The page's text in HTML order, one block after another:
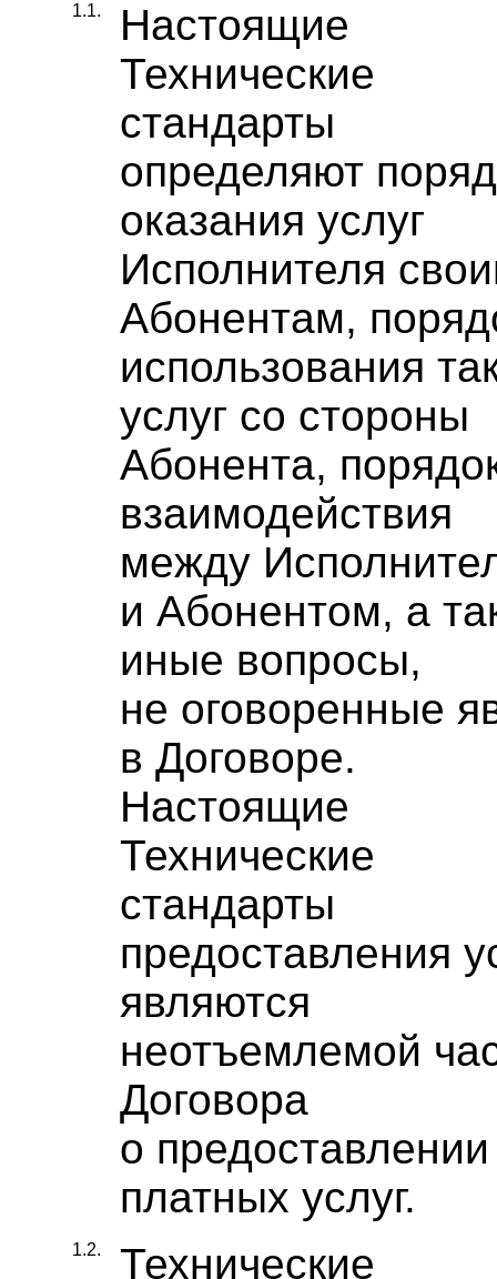
1.1.
Настоящие
Технические
стандарты
определяют
оказания услуг
Исполнителя
Абонентам,
использования
услуг со стороны
Абонента,
взаимодействия
между
и Абонентом, а
иные вопросы,
не оговоренные
в Договоре.
Настоящие
Технические
стандарты
предоставления
являются
неотъемлемой
Договора
о предоставлении
платных услуг.
1.2.
Технические